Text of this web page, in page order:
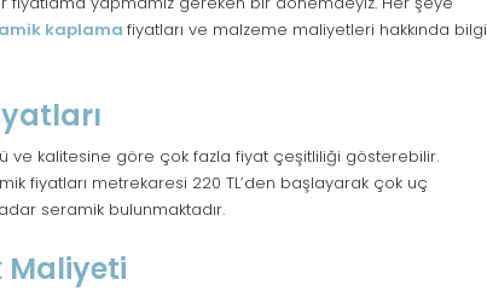
kaplama fiyatları ve malzeme maliyetleri hakkında bilgi
ve kalitesine göre çok fazla fiyat çeşitliliği gösterebilir.
fiyatları metrekaresi 220 TL’den başlayarak çok uç
seramik bulunmaktadır.
Maliyeti